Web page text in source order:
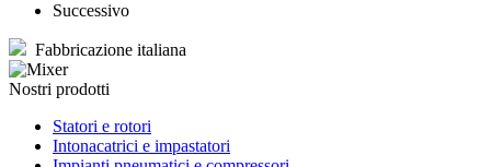
Successivo
Fabbricazione italiana
Nostri prodotti
Statori e rotori
Intonacatrici e impastatori